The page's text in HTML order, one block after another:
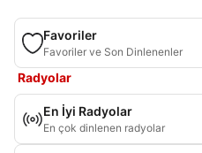
Favoriler
Favoriler ve Son Dinlenenler
Radyolar
En İyi Radyolar
En çok dinlenen radyolar